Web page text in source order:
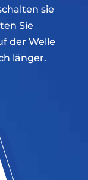
sie
Sie
der Welle
länger.